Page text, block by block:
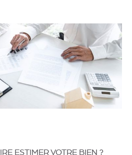
ESTIMER VOTRE BIEN ?